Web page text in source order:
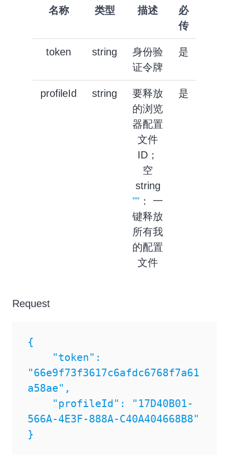
名称 类型 描述
必
传
token string
身份验
证令牌
是
profileId string
要释放
的浏览
器配置
文件
ID；
空
string
"" ： 一
键释放
所有我
的配置
文件
是
Request
{
"66e9f73f3617c6afdc6768f7a61
a58ae",
566A-4E3F-888A-C40A404668B8"
}